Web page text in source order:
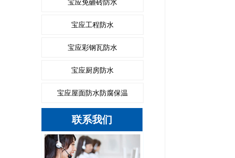
宝应免砸砖防水
宝应工程防水
宝应彩钢瓦防水
宝应厨房防水
宝应屋面防水防腐保温
联系我们